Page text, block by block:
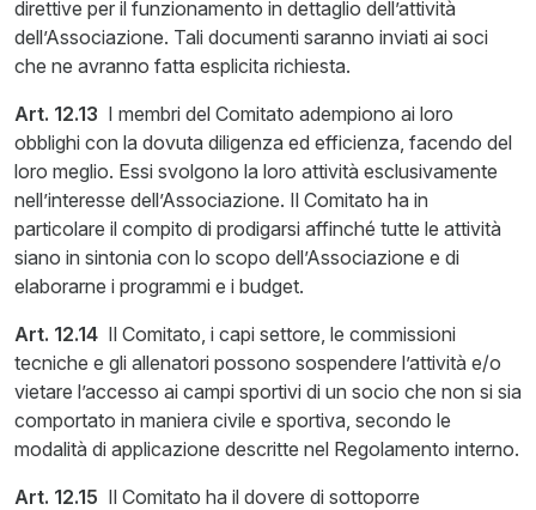
direttive per il funzionamento in dettaglio dell’attività
dell’Associazione. Tali documenti saranno inviati ai soci
che ne avranno fatta esplicita richiesta.
Art. 12.13 I membri del Comitato adempiono ai loro
obblighi con la dovuta diligenza ed efficienza, facendo del
loro meglio. Essi svolgono la loro attività esclusivamente
nell’interesse dell’Associazione. Il Comitato ha in
particolare il compito di prodigarsi affinché tutte le attività
siano in sintonia con lo scopo dell’Associazione e di
elaborarne i programmi e i budget.
Art. 12.14 Il Comitato, i capi settore, le commissioni
tecniche e gli allenatori possono sospendere l’attività e/o
vietare l’accesso ai campi sportivi di un socio che non si sia
comportato in maniera civile e sportiva, secondo le
modalità di applicazione descritte nel Regolamento interno.
Art. 12.15 Il Comitato ha il dovere di sottoporre